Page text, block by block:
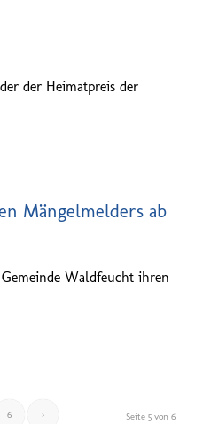
der Heimatpreis der
Mängelmelders ab
Waldfeucht ihren
Seite 5 von 6
6 ›